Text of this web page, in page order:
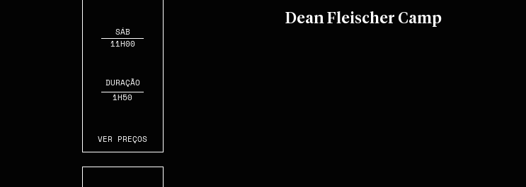
SÁB
11H00
DURAÇÃO
1H50
VER PREÇOS
Dean Fleischer Camp